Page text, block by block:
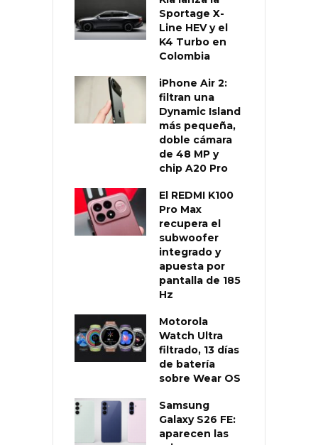
Sportage X-
Line HEV y el
K4 Turbo en
Colombia
iPhone Air 2:
filtran una
Dynamic Island
más pequeña,
doble cámara
de 48 MP y
chip A20 Pro
El REDMI K100
Pro Max
recupera el
subwoofer
integrado y
apuesta por
pantalla de 185
Hz
Motorola
Watch Ultra
filtrado, 13 días
de batería
sobre Wear OS
Samsung
Galaxy S26 FE:
aparecen las